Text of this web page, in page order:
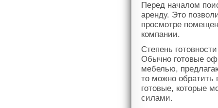
Перед началом
аренду. Это
просмотре
компании.
Степень
Обычно готовые
мебелью,
то можно обратить
готовые, которые
силами.